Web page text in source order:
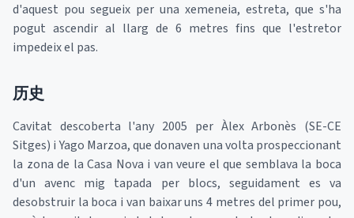
d'aquest pou segueix per una xemeneia, estreta, que s'ha
pogut ascendir al llarg de 6 metres fins que l'estretor
impedeix el pas.
历史
Cavitat descoberta l'any 2005 per Àlex Arbonès (SE-CE
Sitges) i Yago Marzoa, que donaven una volta prospeccionant
la zona de la Casa Nova i van veure el que semblava la boca
d'un avenc mig tapada per blocs, seguidament es va
desobstruir la boca i van baixar uns 4 metres del primer pou,